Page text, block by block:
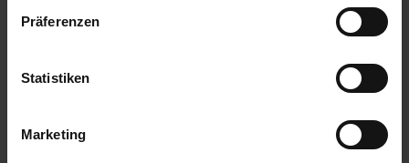
Präferenzen
Statistiken
Marketing
einen großen Test- und Stummschaltknopf, der auch vom
Boden aus bedient werden kann. Und weil der Ei650 im
Schlafzimmer ein gern gesehener Gast.
EAN: 5099383005349